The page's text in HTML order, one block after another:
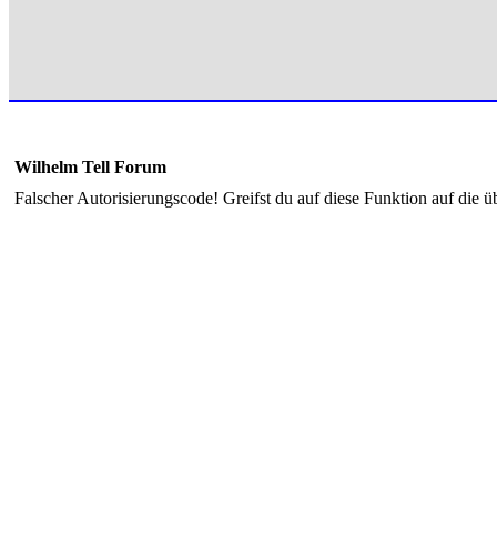
Wilhelm Tell Forum
Falscher Autorisierungscode! Greifst du auf diese Funktion auf die